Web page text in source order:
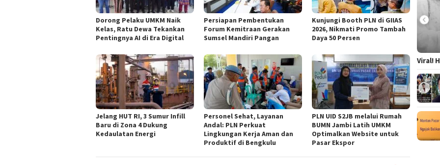
Dorong Pelaku UMKM Naik
Kelas, Ratu Dewa Tekankan
Pentingnya AI di Era Digital
Persiapan Pembentukan
Forum Kemitraan Gerakan
Sumsel Mandiri Pangan
Kunjungi Booth PLN di GIIAS
2026, Nikmati Promo Tambah
Daya 50 Persen
Jelang HUT RI, 3 Sumur Infill
Baru di Zona 4 Dukung
Kedaulatan Energi
Personel Sehat, Layanan
Andal: PLN Perkuat
Lingkungan Kerja Aman dan
Produktif di Bengkulu
PLN UID S2JB melalui Rumah
BUMN Jambi Latih UMKM
Optimalkan Website untuk
Pasar Ekspor
Viral!